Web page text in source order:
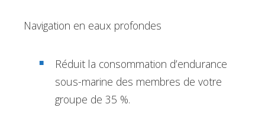
Navigation en eaux profondes
Réduit la consommation d’endurance
sous-marine des membres de votre
groupe de 35 %.